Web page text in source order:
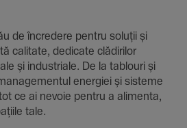
de încre­dere pentru soluții și
cali­tate, dedi­cate clădi­rilor
și indus­triale. De la tablouri și
energiei și sisteme
ce ai nevoie pentru a alimenta,
tale.